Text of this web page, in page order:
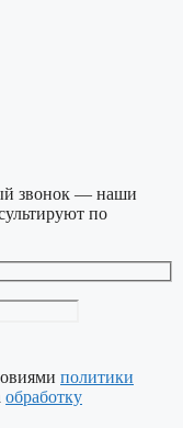
звонок — наши
по
политики
обработку